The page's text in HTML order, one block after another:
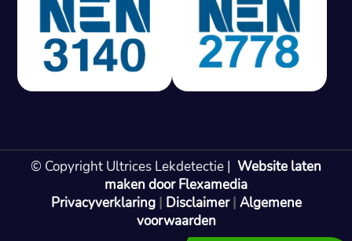
Vast tarief van € 395,- exc btw.
Rapport binnen 3 werkdagen.
100% RIsicovrij.
Vaak vergoed door verzekeraar.
Gratis offerte in 24 uur
Bel: 085 080 55 42
© Copyright Ultrices Lekdetectie | Website laten
maken door Flexamedia
Privacyverklaring| Disclaimer| Algemene
voorwaarden